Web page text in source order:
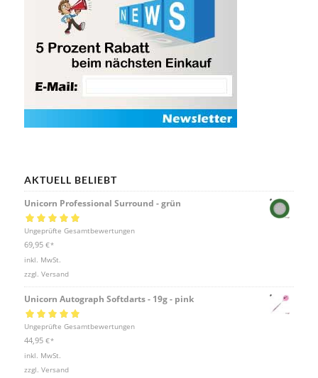
AKTUELL BELIEBT
Unicorn Professional Surround - grün
Bewertet mit
5.00von 5
Ungeprüfte Gesamtbewertungen
69,95 €*
inkl. MwSt.
zzgl. Versand
Unicorn Autograph Softdarts - 19g - pink
Bewertet mit
5.00von 5
Ungeprüfte Gesamtbewertungen
44,95 €*
inkl. MwSt.
zzgl. Versand